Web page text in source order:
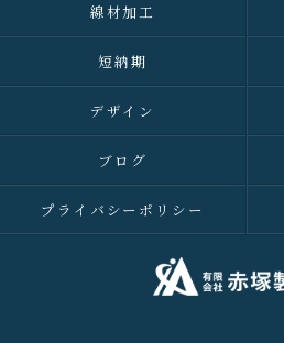
線材加工
短納期
デザイン
ブログ
プライバシーポリシー